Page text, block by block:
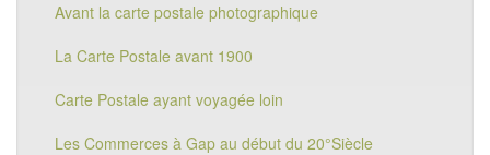
Avant la carte postale photographique
La Carte Postale avant 1900
Carte Postale ayant voyagée loin
Les Commerces à Gap au début du 20°Siècle